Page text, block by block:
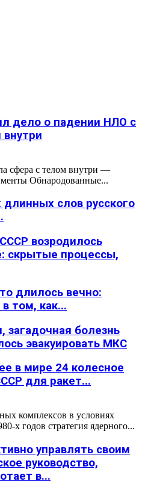
дело о падении НЛО с
сфера с телом внутри —
Обнародованные...
слов русского
возродилось
скрытые процессы,
длилось вечно:
том, как...
загадочная болезнь
эвакуировать МКС
в мире 24 колесное
для ракет...
комплексов в условиях
х годов стратегия ядерного...
управлять своим
руководство,
в...